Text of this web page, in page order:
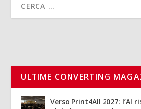
ULTIME CONVERTING
Verso Print4All 2027: l’AI